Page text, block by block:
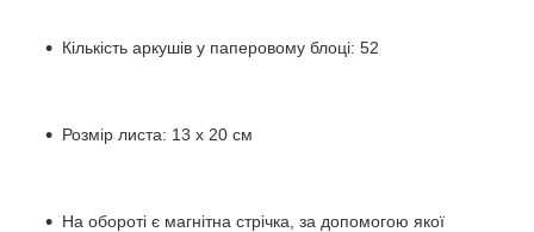
Кількість аркушів у паперовому блоці: 52
Розмір листа: 13 х 20 см
На обороті є магнітна стрічка, за допомогою якої